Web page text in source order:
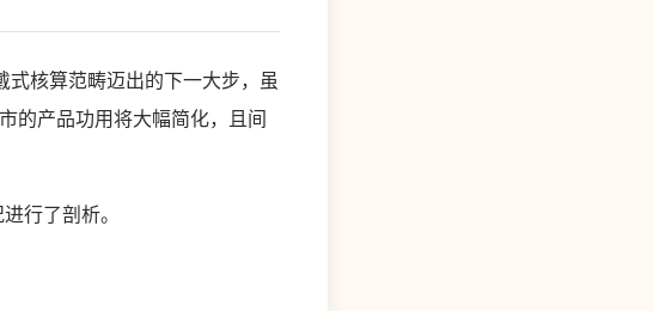
核算范畴迈出的下一大步，虽
的产品功用将大幅简化，且间
行了剖析。